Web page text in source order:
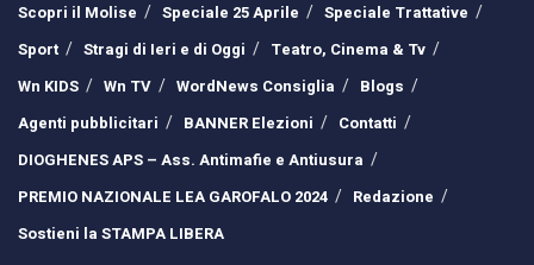
Scopri il Molise
Speciale 25 Aprile
Speciale Trattative
Sport
Stragi di Ieri e di Oggi
Teatro, Cinema & Tv
Wn KIDS
Wn TV WordNews Consiglia
Blogs
Agenti pubblicitari
BANNER Elezioni
Contatti
DIOGHENES APS – Ass. Antimafie e Antiusura
PREMIO NAZIONALE LEA GAROFALO 2024
Redazione
Sostieni la STAMPA LIBERA